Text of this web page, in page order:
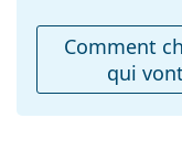
Le chiffon
l'entretien des
peuvent être
chiffon.
ajustables:
Accessoires
Comment
qui